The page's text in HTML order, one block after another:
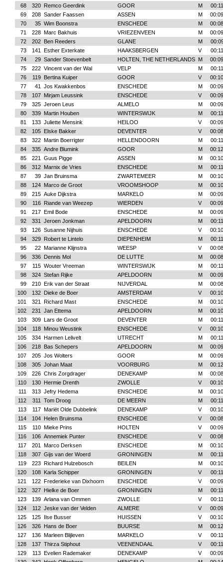
68
320 Remco Geerdink GOOR M
69
208 Sander Faassen ASSEN M
70
35 Wim Boonstra ENSCHEDE M
71
228 Marc Bakhuis VRIEZENVEEN M
72
202 Ben Reeders GLANE M
73
141 Esther Exterkate HAAKSBERGEN V
74
29 Sander Stoevenbelt HOLTEN, THE NETHERLANDS M
75
222 Vincent van der Wal VELP M
76
119 Bertina Kuiper GOOR V
77
41 Jos Kwakkenbos ENSCHEDE M
78
107 Mirjam Leussink ENSCHEDE V
79
325 Jeroen Leus ALMELO M
80
339 Martin Houben WINTERSWIJK M
81
133 Juliette Mensink HEILOO V
82
105 Elske Bakker DEVENTER V
83
322 Martin Boerrigter HELLENDOORN M
84
335 Andre Blumink GOOR M
85
221 Guus Pigge ASSEN M
86
312 Marnix de Vries ENSCHEDE M
87
39 Jan Bruinsma ZWARTEMEER M
88
124 Marco de Groot VROOMSHOOP M
89
215 Auke Dijkstra MARKELO M
90
116 Riande van Weezep WIERDEN V
91
217 Emil Bode ENSCHEDE M
92
331 Jeroen Jonkman APELDOORN M
93
126 Susanne Nijhuis ENSCHEDE V
94
329 Robert te Lintelo DIEPENHEIM M
95
22 Marianne Klijnstra WEESP V
96
336 Dennis Mol DE LUTTE M
97
115 Wouter Vreeman WINTERSWIJK M
98
324 Stefan Rijke APELDOORN M
99
210 Erik van der Straat NIJVERDAL M
100
132 Dieke de Boer AMSTERDAM V
101
321 Richard Mast ENSCHEDE M
102
231 Jan Ettema APELDOORN M
103
309 Lars de Groot DEVENTER M
104
118 Minou Weustink ENSCHEDE V
105
334 Harmen Lelivelt UTRECHT M
106
218 Bas Schepers APELDOORN M
107
205 Jos Wolters GOOR M
108
305 Johan Maat VOORBURG M
109
226 Chris Zorgdrager DENEKAMP M
110
130 Hermie Drenth ZWOLLE V
111
313 Jefry Hedema ENSCHEDE M
112
311 Tom Droog DE MEERN M
113
117 Mariët Olde Dubbelink DENEKAMP V
114
104 Helen Bruinsma ENSCHEDE V
115
110 Mieke Prins HOLTEN V
116
106 Annemiek Punter ENSCHEDE V
117
201 Marco Derksen ENSCHEDE M
118
307 Gijs van der Woerd GRONINGEN M
119
223 Richard Hulzebosch BEILEN M
120
108 Karla Schipper GRONINGEN V
121
122 Frederieke van Dixhoorn ENSCHEDE V
122
327 Hielke de Boer GRONINGEN M
123
139 Arlana van Ommen ZWOLLE V
124
112 Jeske van der Velden ALMERE V
125
125 Ilse Busser HUISSEN V
126
326 Hans de Boer BUURSE M
127
136 Marleen Blijleven MARKELO V
128
137 Thirza Stiphout VEENENDAAL V
129
113 Evelien Rademaker DENEKAMP V